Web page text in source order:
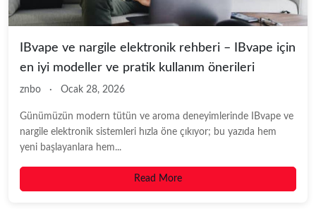
IBvape ve nargile elektronik rehberi – IBvape için
en iyi modeller ve pratik kullanım önerileri
znbo · Ocak 28, 2026
Günümüzün modern tütün ve aroma deneyimlerinde IBvape ve
nargile elektronik sistemleri hızla öne çıkıyor; bu yazıda hem
yeni başlayanlara hem...
Read More